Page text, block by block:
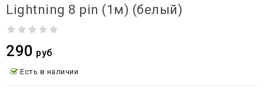
Lightning 8 pin (1м) (белый)
290 руб
Есть в наличии